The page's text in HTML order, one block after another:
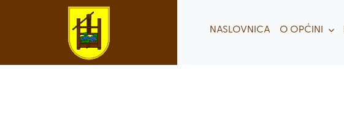
NASLOVNICA O OPĆINI